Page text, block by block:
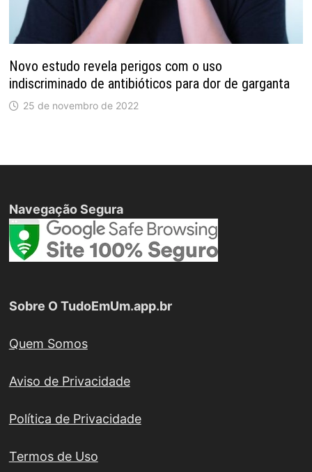
Novo estudo revela perigos com o uso
indiscriminado de antibióticos para dor de garganta
25 de novembro de 2022
Navegação Segura
Sobre O TudoEmUm.app.br
Quem Somos
Aviso de Privacidade
Política de Privacidade
Termos de Uso